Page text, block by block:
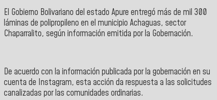
El Gobierno Bolivariano del estado Apure entregó más de mil 300
láminas de polipropileno en el municipio Achaguas, sector
Chaparralito, según información emitida por la Gobernación.
De acuerdo con la información publicada por la gobernación en su
cuenta de Instagram, esta acción da respuesta a las solicitudes
canalizadas por las comunidades ordinarias.